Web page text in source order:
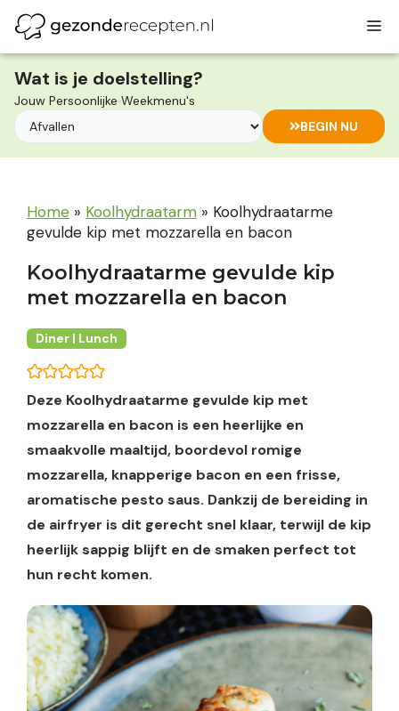
naar
de
inhoud
Wat is je doelstelling?
Jouw Persoonlijke Weekmenu's
BEGIN NU
Home » Koolhydraatarm » Koolhydraatarme
gevulde kip met mozzarella en bacon
Koolhydraatarme gevulde kip
met mozzarella en bacon
Diner | Lunch
Deze Koolhydraatarme gevulde kip met
mozzarella en bacon is een heerlijke en
smaakvolle maaltijd, boordevol romige
mozzarella, knapperige bacon en een frisse,
aromatische pesto saus. Dankzij de bereiding in
de airfryer is dit gerecht snel klaar, terwijl de kip
heerlijk sappig blijft en de smaken perfect tot
hun recht komen.